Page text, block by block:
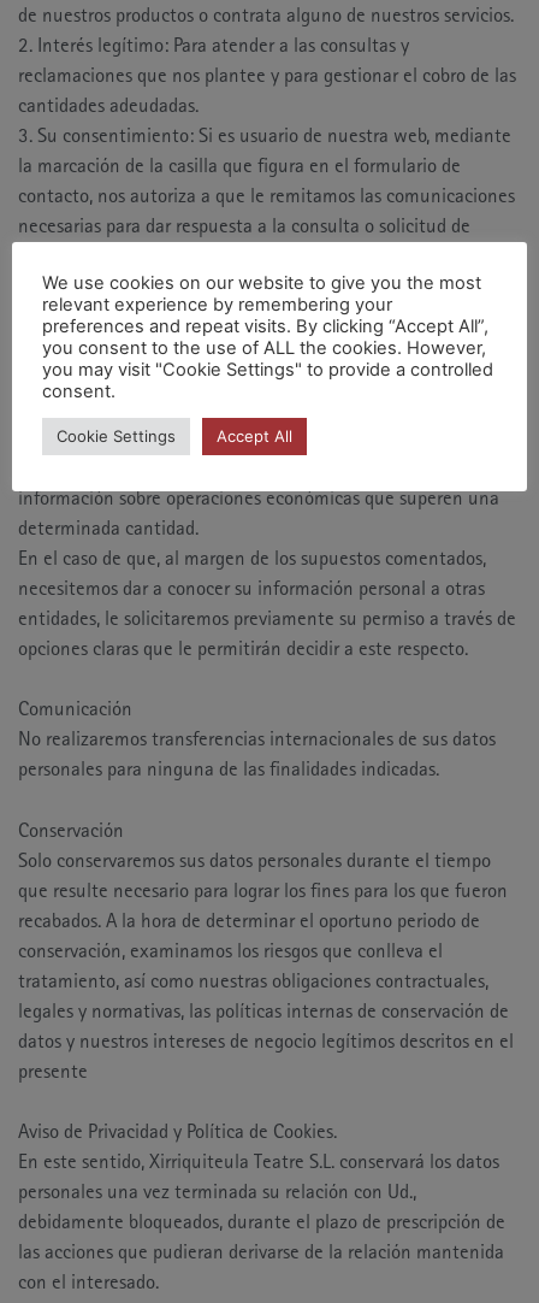
de nuestros productos o contrata alguno de nuestros servicios.
2. Interés legítimo: Para atender a las consultas y
reclamaciones que nos plantee y para gestionar el cobro de las
cantidades adeudadas.
3. Su consentimiento: Si es usuario de nuestra web, mediante
la marcación de la casilla que figura en el formulario de
contacto, nos autoriza a que le remitamos las comunicaciones
necesarias para dar respuesta a la consulta o solicitud de
Destinatarios
No cedemos sus datos personales a nadie, a excepción de
aquellas entidades públicas o privadas a las cuales estemos
cumplimiento de alguna ley. Por poner un ejemplo, la Ley
información sobre operaciones económicas que superen una
determinada cantidad.
En el caso de que, al margen de los supuestos comentados,
necesitemos dar a conocer su información personal a otras
entidades, le solicitaremos previamente su permiso a través de
opciones claras que le permitirán decidir a este respecto.
Comunicación
No realizaremos transferencias internacionales de sus datos
personales para ninguna de las finalidades indicadas.
Conservación
Solo conservaremos sus datos personales durante el tiempo
que resulte necesario para lograr los fines para los que fueron
recabados. A la hora de determinar el oportuno periodo de
conservación, examinamos los riesgos que conlleva el
tratamiento, así como nuestras obligaciones contractuales,
legales y normativas, las políticas internas de conservación de
datos y nuestros intereses de negocio legítimos descritos en el
presente
Aviso de Privacidad y Política de Cookies.
En este sentido, Xirriquiteula Teatre S.L. conservará los datos
personales una vez terminada su relación con Ud.,
debidamente bloqueados, durante el plazo de prescripción de
las acciones que pudieran derivarse de la relación mantenida
con el interesado.
We use cookies on our website to give you the most
relevant experience by remembering your
preferences and repeat visits. By clicking “Accept All”,
you consent to the use of ALL the cookies. However,
you may visit "Cookie Settings" to provide a controlled
consent.
Cookie Settings Accept All